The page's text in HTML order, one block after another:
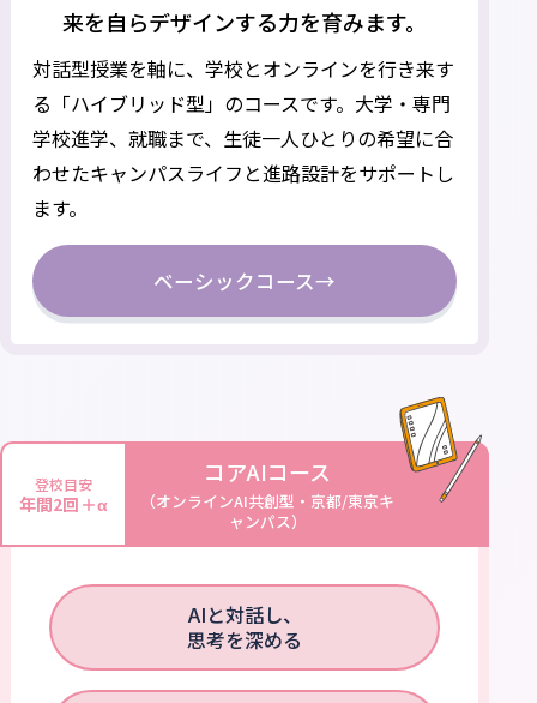
来を自らデザインする力を育みます。
対話型授業を軸に、学校とオンラインを行き来す
る「ハイブリッド型」のコースです。 大学・専門
学校進学、就職まで、生徒一人ひとりの希望に合
わせたキャンパスライフと進路設計をサポートし
ます。
ベーシックコース→
登校目安
年間2回＋α
コアAIコース
（オンラインAI共創型・京都/東京キ
ャンパス）
AIと対話し、
思考を深める